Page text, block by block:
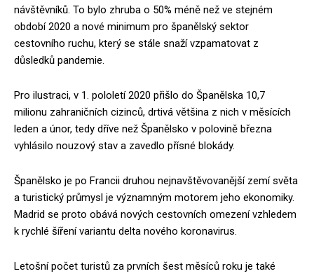
návštěvníků. To bylo zhruba o 50% méně než ve stejném
období 2020 a nové minimum pro španělský sektor
cestovního ruchu, který se stále snaží vzpamatovat z
důsledků pandemie.
Pro ilustraci, v 1. pololetí 2020 přišlo do Španělska 10,7
milionu zahraničních cizinců, drtivá většina z nich v měsících
leden a únor, tedy dříve než Španělsko v polovině března
vyhlásilo nouzový stav a zavedlo přísné blokády.
Španělsko je po Francii druhou nejnavštěvovanější zemí světa
a turistický průmysl je významným motorem jeho ekonomiky.
Madrid se proto obává nových cestovních omezení vzhledem
k rychlé šíření variantu delta nového koronavirus.
Letošní počet turistů za prvních šest měsíců roku je také